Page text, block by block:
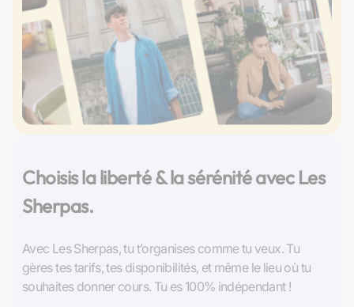
Choisis la liberté & la sérénité avec Les
Sherpas.
Avec Les Sherpas, tu t’organises comme tu veux. Tu
gères tes tarifs, tes disponibilités, et même le lieu où tu
souhaites donner cours. Tu es 100% indépendant !